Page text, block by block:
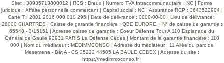
Siret : 38935713800012 | RCS : Dreux | Numero TVA Intracommunautaire : NC | Forme
juridique : Affaire personnelle commercant | Capital social : NC | Assurance RCP : 3643522904 |
Carte T : 2801 2016 000 010 295 | Date de délivrance : 0000-00-00 | Lieu de délivrance :
28000 CHARTRES | Caisse de garantie financière : QBE EUROPE. | N° de caisse de garantie :
65548 - 3/15151 | Adresse caisse de garantie : Coeur Défense Tour A 110 Esplanade du
Général de Gaulle 92931 PARIS La Défense Cédes | Montant de la garantie financière : 110
000 | Nom du médiateur : MEDIMMCONSO | Adresse du médiateur : 11 Allée du parc de
Mesemena - Bât A - CS 25222 44505 LA BAULE CEDEX | Adresse du site :
https://medimmoconso.fr|